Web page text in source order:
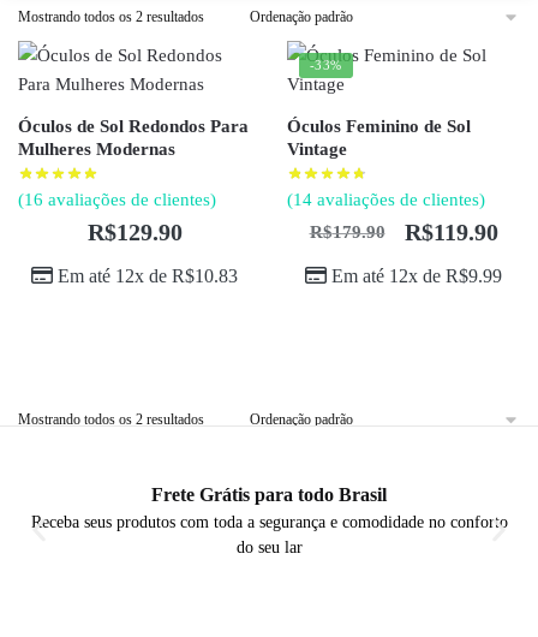
Mostrando todos os 2 resultados
Óculos de Sol Redondos Para
Mulheres Modernas
(16 avaliações de clientes)
R$129.90
Em até 12x de R$10.83
-33%
Óculos Feminino de Sol
Vintage
(14 avaliações de clientes)
R$179.90 R$119.90
Em até 12x de R$9.99
Mostrando todos os 2 resultados
Frete Grátis para todo Brasil
Receba seus produtos com toda a segurança e comodidade no conforto
do seu lar